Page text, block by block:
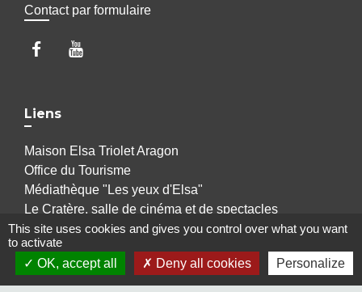
Contact par formulaire
Liens
Maison Elsa Triolet Aragon
Office du Tourisme
Médiathèque "Les yeux d'Elsa"
Le Cratère, salle de cinéma et de spectacles
Voisins Vigilants et Solidaires
This site uses cookies and gives you control over what you want
to activate
OK, accept all
Deny all cookies Personalize